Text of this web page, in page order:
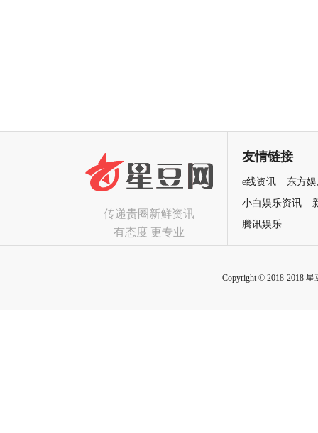
传递贵圈新鲜资讯
有态度 更专业
友情链接
e线资讯
东方
小白娱乐资讯
腾讯娱乐
Copyright © 2018-2018